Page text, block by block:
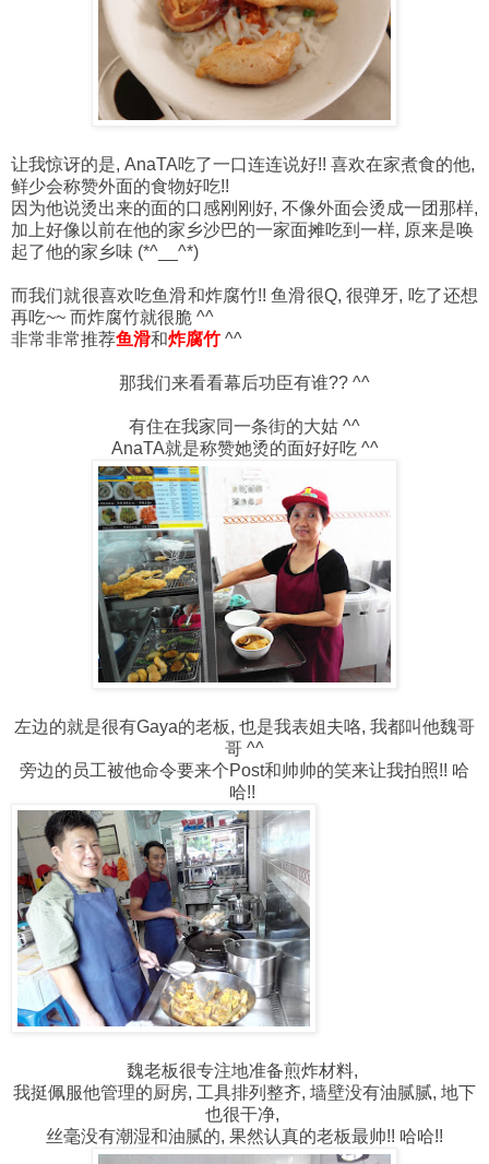
让我惊讶的是, AnaTA吃了一口连连说好!! 喜欢在家煮食的他,
鲜少会称赞外面的食物好吃!!
因为他说烫出来的面的口感刚刚好, 不像外面会烫成一团那样,
加上好像以前在他的家乡沙巴的一家面摊吃到一样, 原来是唤
起了他的家乡味 (*^__^*)
而我们就很喜欢吃鱼滑和炸腐竹!! 鱼滑很Q, 很弹牙, 吃了还想
再吃~~ 而炸腐竹就很脆 ^^
非常非常推荐鱼滑和炸腐竹 ^^
那我们来看看幕后功臣有谁?? ^^
有住在我家同一条街的大姑 ^^
AnaTA就是称赞她烫的面好好吃 ^^
左边的就是很有Gaya的老板, 也是我表姐夫咯, 我都叫他魏哥
哥 ^^
旁边的员工被他命令要来个Post和帅帅的笑来让我拍照!! 哈
哈!!
魏老板很专注地准备煎炸材料,
我挺佩服他管理的厨房, 工具排列整齐, 墙壁没有油腻腻, 地下
也很干净,
丝毫没有潮湿和油腻的, 果然认真的老板最帅!! 哈哈!!